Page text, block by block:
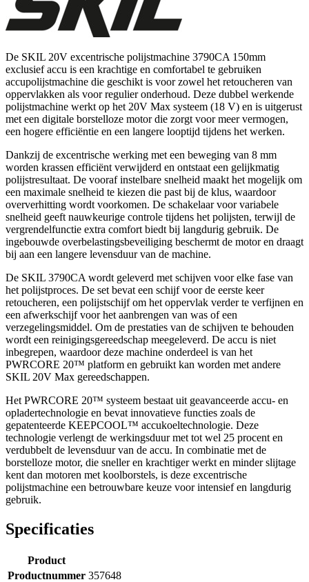
De SKIL 20V excentrische polijstmachine 3790CA 150mm
exclusief accu is een krachtige en comfortabel te gebruiken
accupolijstmachine die geschikt is voor zowel het retoucheren van
oppervlakken als voor regulier onderhoud. Deze dubbel werkende
polijstmachine werkt op het 20V Max systeem (18 V) en is uitgerust
met een digitale borstelloze motor die zorgt voor meer vermogen,
een hogere efficiëntie en een langere looptijd tijdens het werken.
Dankzij de excentrische werking met een beweging van 8 mm
worden krassen efficiënt verwijderd en ontstaat een gelijkmatig
polijstresultaat. De vooraf instelbare snelheid maakt het mogelijk om
een maximale snelheid te kiezen die past bij de klus, waardoor
oververhitting wordt voorkomen. De schakelaar voor variabele
snelheid geeft nauwkeurige controle tijdens het polijsten, terwijl de
vergrendelfunctie extra comfort biedt bij langdurig gebruik. De
ingebouwde overbelastingsbeveiliging beschermt de motor en draagt
bij aan een langere levensduur van de machine.
De SKIL 3790CA wordt geleverd met schijven voor elke fase van
het polijstproces. De set bevat een schijf voor de eerste keer
retoucheren, een polijstschijf om het oppervlak verder te verfijnen en
een afwerkschijf voor het aanbrengen van was of een
verzegelingsmiddel. Om de prestaties van de schijven te behouden
wordt een reinigingsgereedschap meegeleverd. De accu is niet
inbegrepen, waardoor deze machine onderdeel is van het
PWRCORE 20™ platform en gebruikt kan worden met andere
SKIL 20V Max gereedschappen.
Het PWRCORE 20™ systeem bestaat uit geavanceerde accu- en
opladertechnologie en bevat innovatieve functies zoals de
gepatenteerde KEEPCOOL™ accukoeltechnologie. Deze
technologie verlengt de werkingsduur met tot wel 25 procent en
verdubbelt de levensduur van de accu. In combinatie met de
borstelloze motor, die sneller en krachtiger werkt en minder slijtage
kent dan motoren met koolborstels, is deze excentrische
polijstmachine een betrouwbare keuze voor intensief en langdurig
gebruik.
Specificaties
Product
Productnummer 357648